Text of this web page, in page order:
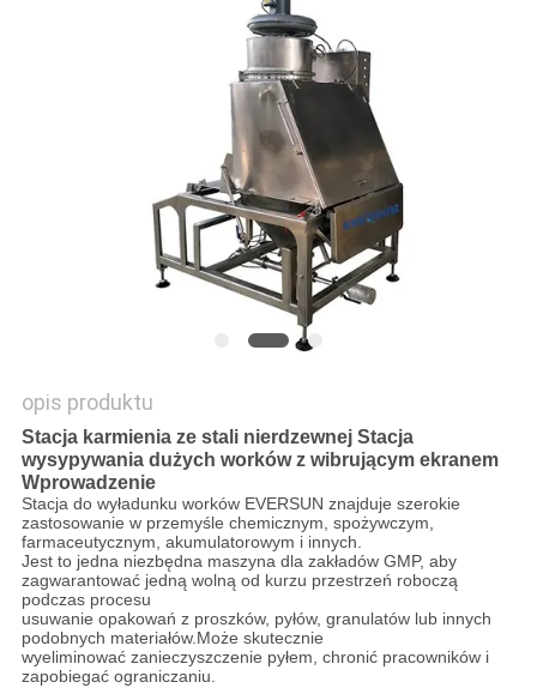
PRYWATNOŚCI
opis produktu
Stacja karmienia ze stali nierdzewnej Stacja
wysypywania dużych worków z wibrującym ekranem
Wprowadzenie
Stacja do wyładunku worków EVERSUN znajduje szerokie
zastosowanie w przemyśle chemicznym, spożywczym,
farmaceutycznym, akumulatorowym i innych.
Jest to jedna niezbędna maszyna dla zakładów GMP, aby
zagwarantować jedną wolną od kurzu przestrzeń roboczą
podczas procesu
usuwanie opakowań z proszków, pyłów, granulatów lub innych
podobnych materiałów.Może skutecznie
wyeliminować zanieczyszczenie pyłem, chronić pracowników i
zapobiegać ograniczaniu.